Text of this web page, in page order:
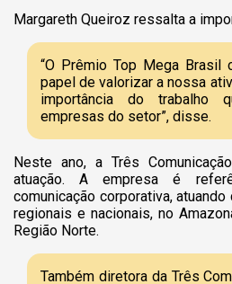
Margareth Queiroz ressalta a
“O Prêmio Top Mega Brasil
papel de valorizar a nossa
importância do
empresas do setor”, disse.
Neste ano, a Três
atuação. A empresa é
comunicação corporativa,
regionais e nacionais, no
Região Norte.
Também diretora da Três